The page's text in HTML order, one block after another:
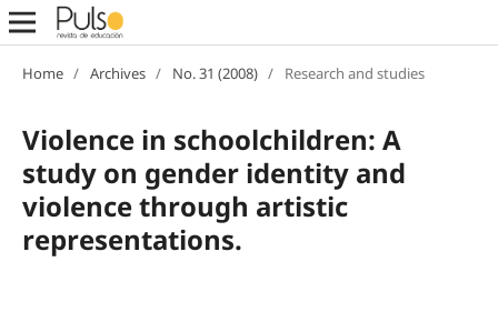
Home / Archives / No. 31 (2008) / Research and studies
Violence in schoolchildren: A
study on gender identity and
violence through artistic
representations.